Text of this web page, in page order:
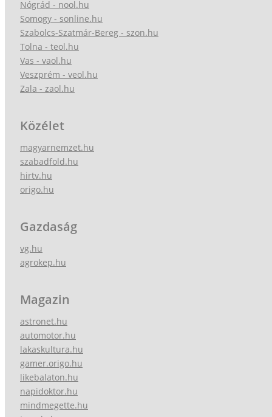
Nógrád - nool.hu
Somogy - sonline.hu
Szabolcs-Szatmár-Bereg - szon.hu
Tolna - teol.hu
Vas - vaol.hu
Veszprém - veol.hu
Zala - zaol.hu
Közélet
magyarnemzet.hu
szabadfold.hu
hirtv.hu
origo.hu
Gazdaság
vg.hu
agrokep.hu
Magazin
astronet.hu
automotor.hu
lakaskultura.hu
gamer.origo.hu
likebalaton.hu
napidoktor.hu
mindmegette.hu